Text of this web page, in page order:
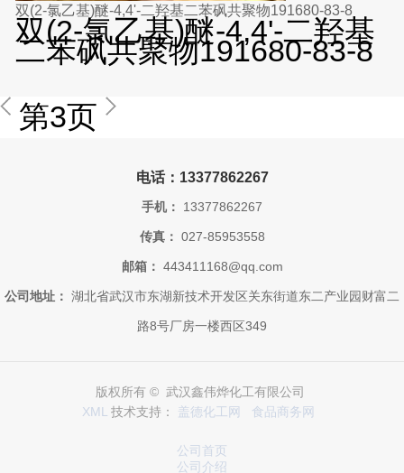
双(2-氯乙基)醚-4,4'-二羟基二苯砜共聚物191680-83-8
双(2-氯乙基)醚-4,4'-二羟基
二苯砜共聚物191680-83-8
第3页
电话：13377862267
手机： 13377862267
传真： 027-85953558
邮箱： 443411168@qq.com
公司地址： 湖北省武汉市东湖新技术开发区关东街道东二产业园财富二
路8号厂房一楼西区349
版权所有 © 武汉鑫伟烨化工有限公司
XML 技术支持： 盖德化工网 食品商务网
公司首页
公司介绍